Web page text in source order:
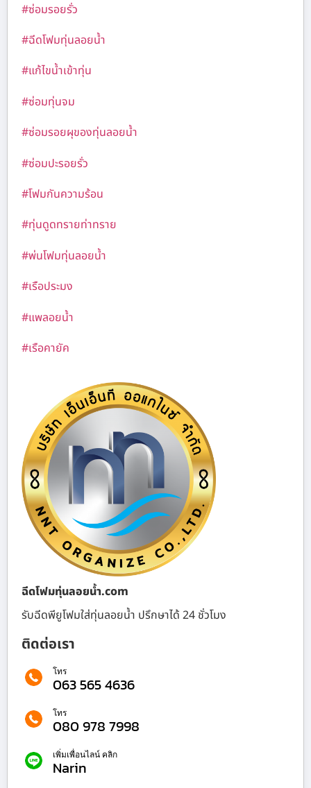
#ซ่อมรอยรั่ว
#ฉีดโฟมทุ่นลอยน้ำ
#แก้ไขน้ำเข้าทุ่น
#ซ่อมทุ่นจม
#ซ่อมรอยผุของทุ่นลอยน้ำ
#ซ่อมปะรอยรั่ว
#โฟมกันความร้อน
#ทุ่นดูดทรายท่าทราย
#พ่นโฟมทุ่นลอยน้ำ
#เรือประมง
#แพลอยน้ำ
#เรือคายัค
ฉีดโฟมทุ่นลอยน้ำ.com
รับฉีดพียูโฟมใส่ทุ่นลอยน้ำ ปรึกษาได้ 24 ชั่วโมง
ติดต่อเรา
โทร
063 565 4636
โทร
080 978 7998
เพิ่มเพื่อนไลน์ คลิก
Narin